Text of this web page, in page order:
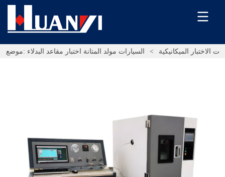
موضع: الاختبار الميكانيكية > السيارات مولد المتانة اختبار مقاعد البدلاء